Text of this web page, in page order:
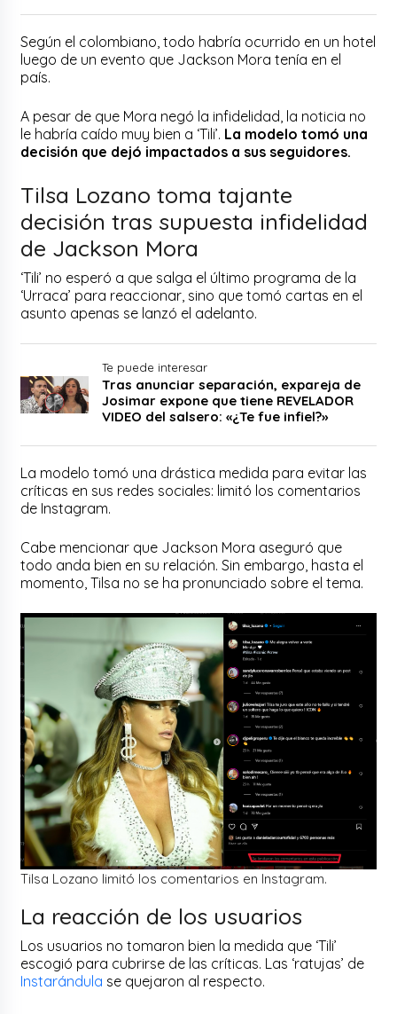
Según el colombiano, todo habría ocurrido en un hotel
luego de un evento que Jackson Mora tenía en el
país.
A pesar de que Mora negó la infidelidad, la noticia no
le habría caído muy bien a ‘Tili’. La modelo tomó una
decisión que dejó impactados a sus seguidores.
Tilsa Lozano toma tajante
decisión tras supuesta infidelidad
de Jackson Mora
‘Tili’ no esperó a que salga el último programa de la
‘Urraca’ para reaccionar, sino que tomó cartas en el
asunto apenas se lanzó el adelanto.
Te puede interesar
Tras anunciar separación, expareja de
Josimar expone que tiene REVELADOR
VIDEO del salsero: «¿Te fue infiel?»
La modelo tomó una drástica medida para evitar las
críticas en sus redes sociales: limitó los comentarios
de Instagram.
Cabe mencionar que Jackson Mora aseguró que
todo anda bien en su relación. Sin embargo, hasta el
momento, Tilsa no se ha pronunciado sobre el tema.
Tilsa Lozano limitó los comentarios en Instagram.
La reacción de los usuarios
Los usuarios no tomaron bien la medida que ‘Tili’
escogió para cubrirse de las críticas. Las ‘ratujas’ de
Instarándula se quejaron al respecto.